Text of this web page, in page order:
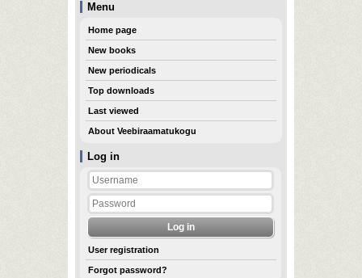
Log in
User registration
Forgot password?
Menu
Home page
New books
New periodicals
Top downloads
Last viewed
About Veebiraamatukogu